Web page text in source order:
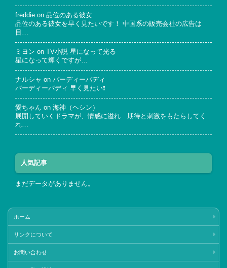
freddie on 品位のある彼女
品位のある彼女を早く見たいです！ 中国系の販売会社の広告は
目…
ミヨン on TV小説 星になって光る
星になって輝くですが…
ナルシャ on バーディーバディ
バーディーバディ 早く見たい❗
愛ちゃん on 海神（ヘシン）
展開していくドラマが、情感に溢れ 期待と刺激をもたらしてく
れ…
人気記事
まだデータがありません。
ホーム
リンクについて
お問い合わせ